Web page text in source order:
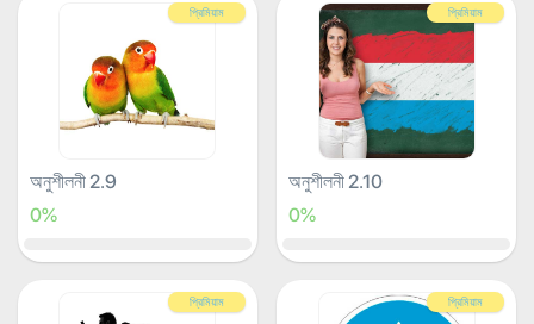
প্রিমিয়াম
অনুশীলনী 2.9
0%
প্রিমিয়াম
অনুশীলনী 2.10
0%
প্রিমিয়াম প্রিমিয়াম